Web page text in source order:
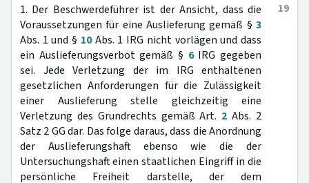
19
1. Der Beschwerdeführer ist der Ansicht, dass die
Voraussetzungen für eine Auslieferung gemäß § 3
Abs. 1 und § 10Abs. 1 IRG nicht vorlägen und dass
ein Auslieferungsverbot gemäß § 6IRG gegeben
sei. Jede Verletzung der im IRG enthaltenen
gesetzlichen Anforderungen für die Zulässigkeit
einer Auslieferung stelle gleichzeitig eine
Verletzung des Grundrechts gemäß Art. 2 Abs. 2
Satz 2 GG dar. Das folge daraus, dass die Anordnung
der Auslieferungshaft ebenso wie die der
Untersuchungshaft einen staatlichen Eingriff in die
persönliche Freiheit darstelle, der dem